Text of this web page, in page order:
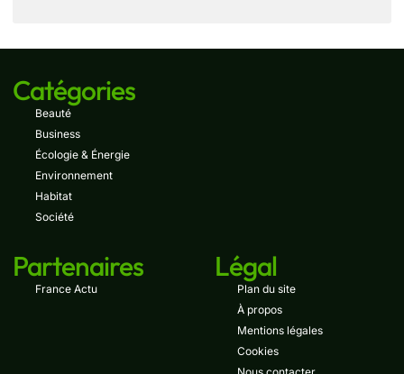
Catégories
Beauté
Business
Écologie & Énergie
Environnement
Habitat
Société
Partenaires
France Actu
Légal
Plan du site
À propos
Mentions légales
Cookies